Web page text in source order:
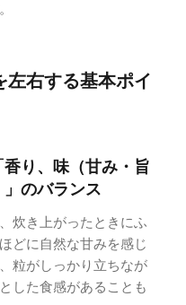
右する基本ポイ
り、味（甘み・旨
のバランス
炊き上がったときにふ
どに自然な甘みを感じ
粒がしっかり立ちなが
した食感があることも